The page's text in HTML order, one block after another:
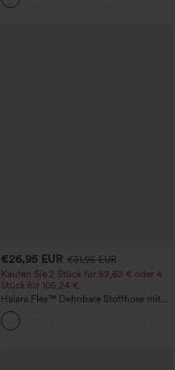
€26,95 EUR €31,95 EUR
Kaufen Sie 2 Stück für 52,62 € oder 4
Stück für 105,24 €.
Halara Flex™ Dehnbare Stoffhose mit
hohem Bund, Waffelmuster,
Seitentaschen und weitem Bein